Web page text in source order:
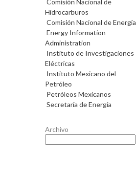
Comisión Nacional de
Hidrocarburos
Comisión Nacional de Energía
Energy Information
Administration
Instituto de Investigaciones
Eléctricas
Instituto Mexicano del
Petróleo
Petróleos Mexicanos
Secretaría de Energía
Archivo